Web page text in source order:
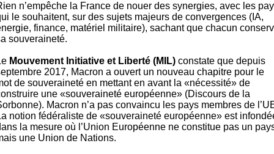
n’empêche la France de nouer des synergies, avec les
le souhaitent, sur des sujets majeurs de convergences (IA,
finance, matériel militaire), sachant que chacun
souveraineté.
Mouvement Initiative et Liberté (MIL) constate que depuis
2017, Macron a ouvert un nouveau chapitre pour le
de souveraineté en mettant en avant la «nécessité» de
une «souveraineté européenne» (Discours de la
Macron n’a pas convaincu les pays membres de
notion fédéraliste de «souveraineté européenne» est
la mesure où l’Union Européenne ne constitue pas un
une Union de Nations.